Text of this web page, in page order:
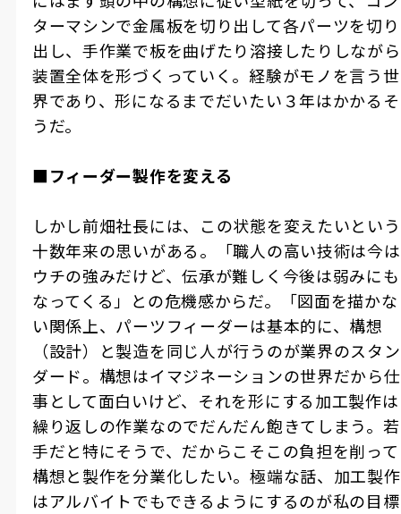
ターマシンで金属板を切り出して各パーツを切り
出し、手作業で板を曲げたり溶接したりしながら
装置全体を形づくっていく。経験がモノを言う世
界であり、形になるまでだいたい３年はかかるそ
うだ。
■フィーダー製作を変える
しかし前畑社長には、この状態を変えたいという
十数年来の思いがある。「職人の高い技術は今は
ウチの強みだけど、伝承が難しく今後は弱みにも
なってくる」との危機感からだ。「図面を描かな
い関係上、パーツフィーダーは基本的に、構想
（設計）と製造を同じ人が行うのが業界のスタン
ダード。構想はイマジネーションの世界だから仕
事として面白いけど、それを形にする加工製作は
繰り返しの作業なのでだんだん飽きてしまう。若
手だと特にそうで、だからこそこの負担を削って
構想と製作を分業化したい。極端な話、加工製作
はアルバイトでもできるようにするのが私の目標